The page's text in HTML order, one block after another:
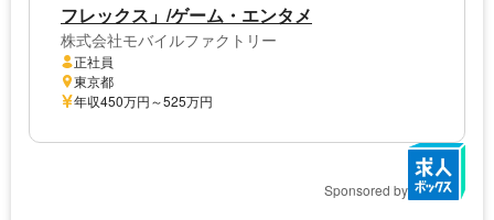
フレックス」/ゲーム・エンタメ
株式会社モバイルファクトリー
正社員
東京都
年収450万円～525万円
Sponsored by